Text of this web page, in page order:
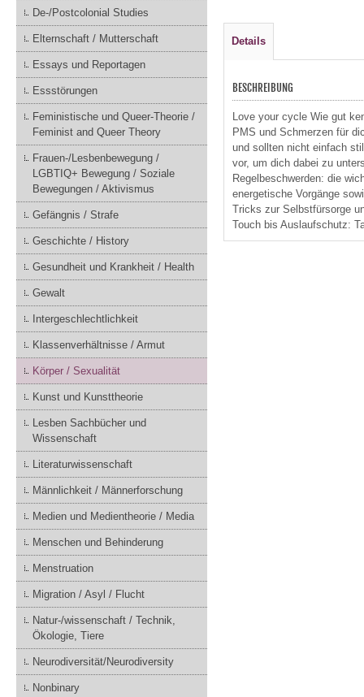
De-/Postcolonial Studies
Elternschaft / Mutterschaft
Essays und Reportagen
Essstörungen
Feministische und Queer-Theorie /
Feminist and Queer Theory
Frauen-/Lesbenbewegung /
LGBTIQ+ Bewegung / Soziale
Bewegungen / Aktivismus
Gefängnis / Strafe
Geschichte / History
Gesundheit und Krankheit / Health
Gewalt
Intergeschlechtlichkeit
Klassenverhältnisse / Armut
Körper / Sexualität
Kunst und Kunsttheorie
Lesben Sachbücher und
Wissenschaft
Literaturwissenschaft
Männlichkeit / Männerforschung
Medien und Medientheorie / Media
Menschen und Behinderung
Menstruation
Migration / Asyl / Flucht
Natur-/wissenschaft / Technik,
Ökologie, Tiere
Neurodiversität/Neurodiversity
Nonbinary
Details
BESCHREIBUNG
Love your cycle Wie gut
PMS und Schmerzen für
und sollten nicht einfach
vor, um dich dabei zu
Regelbeschwerden: die
energetische Vorgänge
Tricks zur Selbstfürsorge
Touch bis Auslaufschutz: